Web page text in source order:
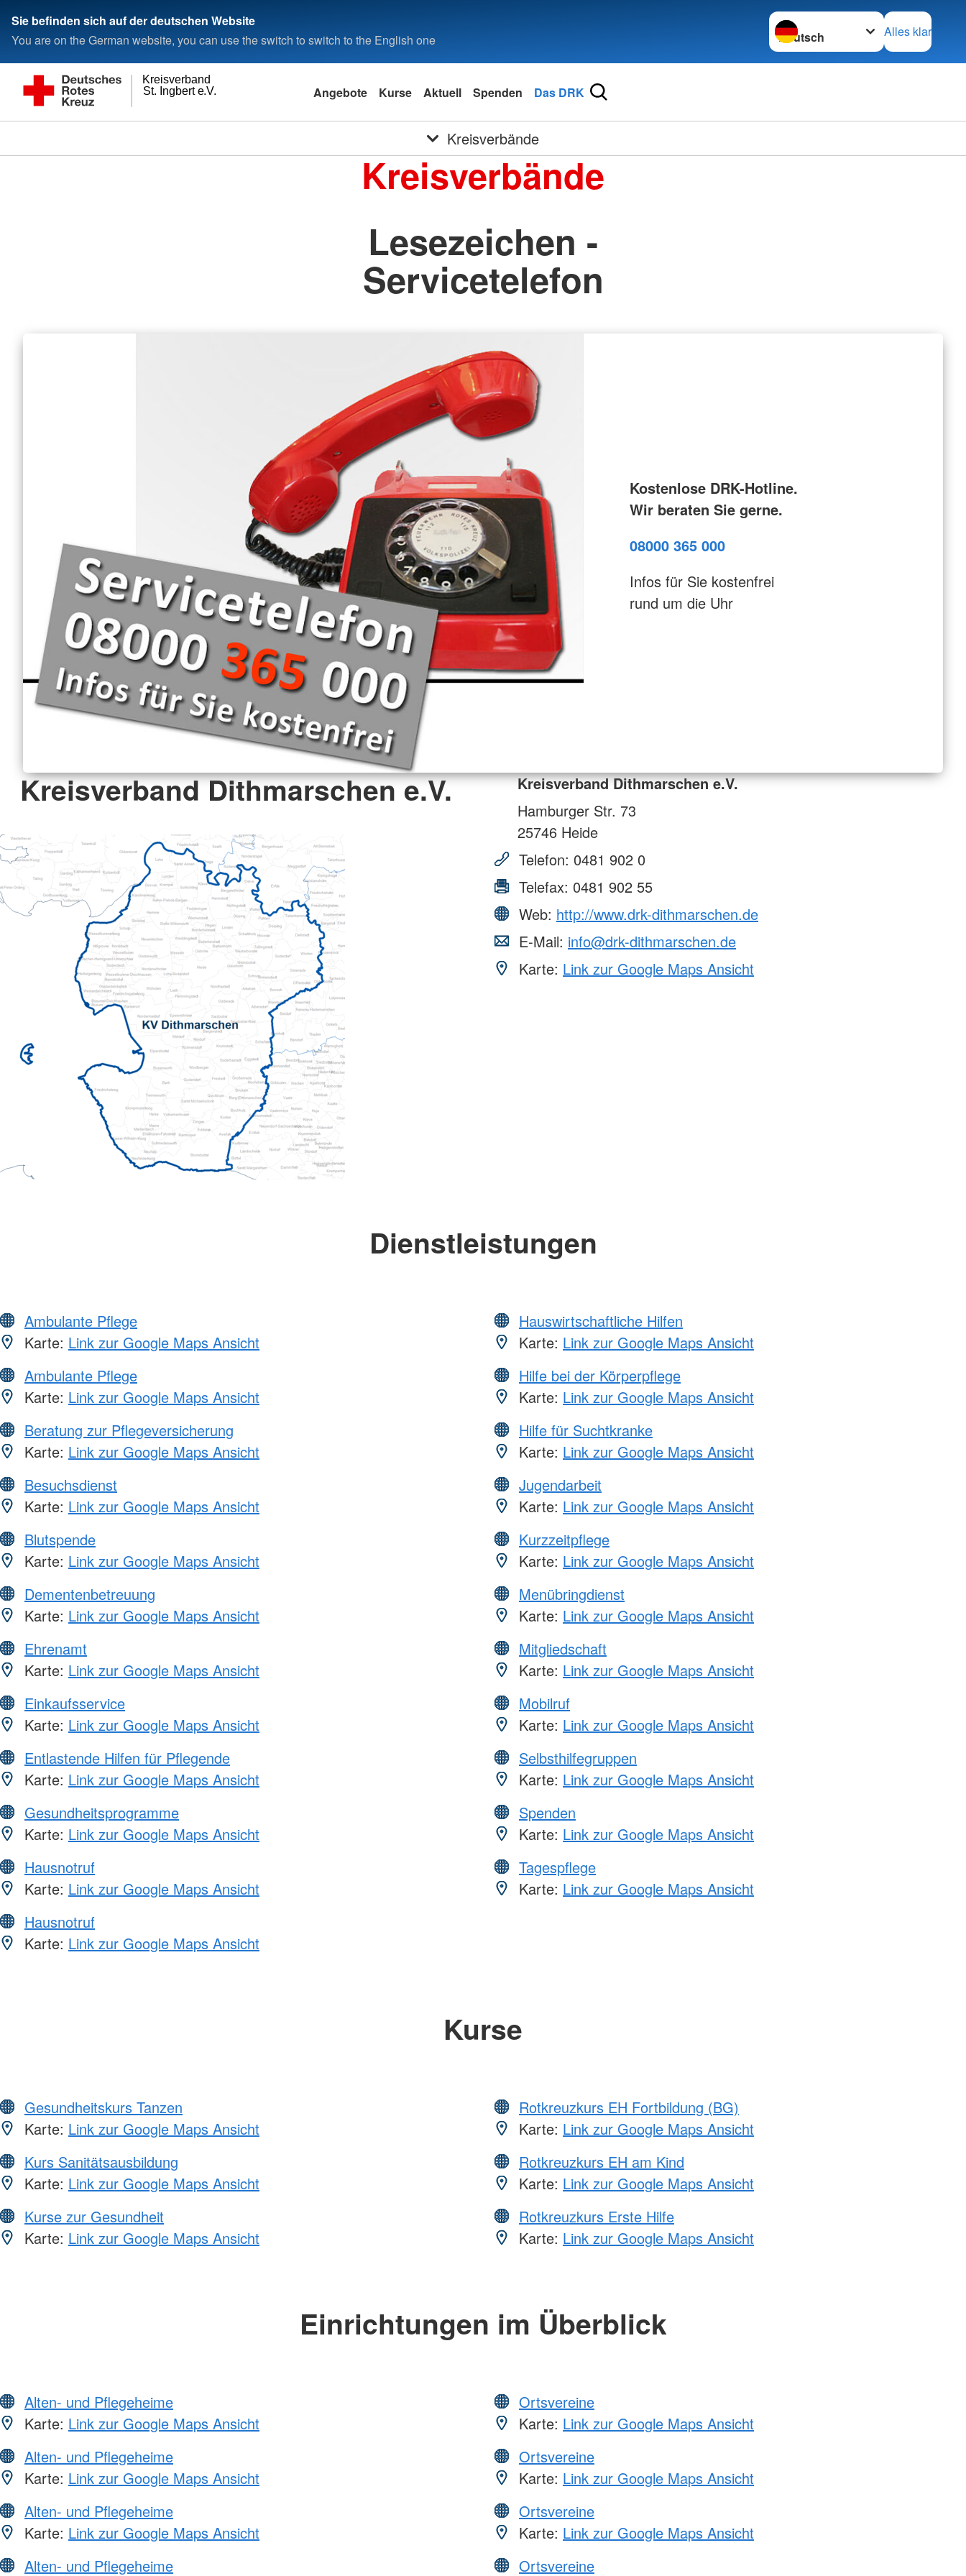
Sie befinden sich auf der deutschen Website
You are on the German website, you can use the switch to switch to the English one
Sprache wechseln zu
Alles klar
St. Ingbert e.V.
Kreisverband
Angebote Kurse Aktuell Spenden Das DRK
Kreisverbände
Kreisverbände
Lesezeichen -
Servicetelefon
Kostenlose DRK-Hotline.
Wir beraten Sie gerne.
08000 365 000
Infos für Sie kostenfrei
rund um die Uhr
Kreisverband Dithmarschen e.V.
Kreisverband Dithmarschen e.V.
Hamburger Str. 73
25746 Heide
Telefon: 0481 902 0
Telefax: 0481 902 55
Web: http://www.drk-dithmarschen.de
E-Mail: info@drk-dithmarschen.de
Karte: Link zur Google Maps Ansicht
Dienstleistungen
Ambulante Pflege
Karte: Link zur Google Maps Ansicht
Ambulante Pflege
Karte: Link zur Google Maps Ansicht
Beratung zur Pflegeversicherung
Karte: Link zur Google Maps Ansicht
Besuchsdienst
Karte: Link zur Google Maps Ansicht
Blutspende
Karte: Link zur Google Maps Ansicht
Dementenbetreuung
Karte: Link zur Google Maps Ansicht
Ehrenamt
Karte: Link zur Google Maps Ansicht
Einkaufsservice
Karte: Link zur Google Maps Ansicht
Entlastende Hilfen für Pflegende
Karte: Link zur Google Maps Ansicht
Gesundheitsprogramme
Karte: Link zur Google Maps Ansicht
Hausnotruf
Karte: Link zur Google Maps Ansicht
Hausnotruf
Karte: Link zur Google Maps Ansicht
Hauswirtschaftliche Hilfen
Karte: Link zur Google Maps Ansicht
Hilfe bei der Körperpflege
Karte: Link zur Google Maps Ansicht
Hilfe für Suchtkranke
Karte: Link zur Google Maps Ansicht
Jugendarbeit
Karte: Link zur Google Maps Ansicht
Kurzzeitpflege
Karte: Link zur Google Maps Ansicht
Menübringdienst
Karte: Link zur Google Maps Ansicht
Mitgliedschaft
Karte: Link zur Google Maps Ansicht
Mobilruf
Karte: Link zur Google Maps Ansicht
Selbsthilfegruppen
Karte: Link zur Google Maps Ansicht
Spenden
Karte: Link zur Google Maps Ansicht
Tagespflege
Karte: Link zur Google Maps Ansicht
Kurse
Gesundheitskurs Tanzen
Karte: Link zur Google Maps Ansicht
Kurs Sanitätsausbildung
Karte: Link zur Google Maps Ansicht
Kurse zur Gesundheit
Karte: Link zur Google Maps Ansicht
Rotkreuzkurs EH Fortbildung (BG)
Karte: Link zur Google Maps Ansicht
Rotkreuzkurs EH am Kind
Karte: Link zur Google Maps Ansicht
Rotkreuzkurs Erste Hilfe
Karte: Link zur Google Maps Ansicht
Einrichtungen im Überblick
Alten- und Pflegeheime
Karte: Link zur Google Maps Ansicht
Alten- und Pflegeheime
Karte: Link zur Google Maps Ansicht
Alten- und Pflegeheime
Karte: Link zur Google Maps Ansicht
Alten- und Pflegeheime
Ortsvereine
Karte: Link zur Google Maps Ansicht
Ortsvereine
Karte: Link zur Google Maps Ansicht
Ortsvereine
Karte: Link zur Google Maps Ansicht
Ortsvereine